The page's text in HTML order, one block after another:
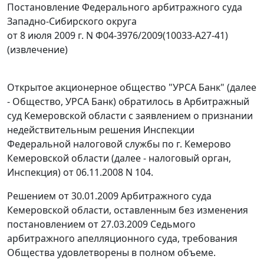
Постановление Федерального арбитражного суда
Западно-Сибирского округа
от 8 июля 2009 г. N Ф04-3976/2009(10033-А27-41)
(извлечение)
Открытое акционерное общество "УРСА Банк" (далее
- Общество, УРСА Банк) обратилось в Арбитражный
суд Кемеровской области с заявлением о признании
недействительным решения Инспекции
Федеральной налоговой службы по г. Кемерово
Кемеровской области (далее - налоговый орган,
Инспекция) от 06.11.2008 N 104.
Решением от 30.01.2009 Арбитражного суда
Кемеровской области, оставленным без изменения
постановлением от 27.03.2009 Седьмого
арбитражного апелляционного суда, требования
Общества удовлетворены в полном объеме.